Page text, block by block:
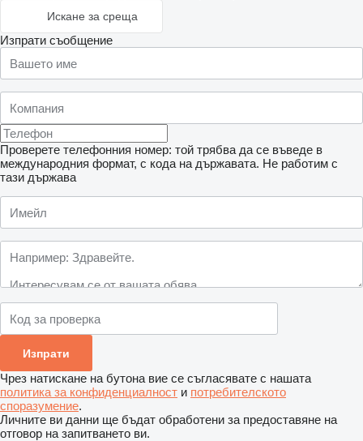
Искане за среща
Изпрати съобщение
Проверете телефонния номер: той трябва да се въведе в
международния формат, с кода на държавата. Не работим с
тази държава
Чрез натискане на бутона вие се съгласявате с нашата
политика за конфиденциалност и потребителското
споразумение.
Личните ви данни ще бъдат обработени за предоставяне на
отговор на запитването ви.